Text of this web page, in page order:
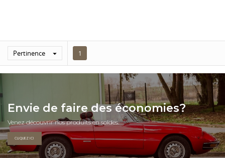
Pertinence  1
Envie de faire des économies?
Venez découvrir nos produits en soldes.
CLIQUEZ ICI